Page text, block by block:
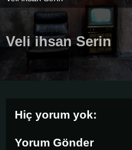
Veli ihsan Serin
Hiç yorum yok:
Yorum Gönder